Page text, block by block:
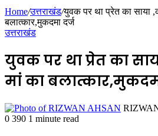
Home/उत्तराखंड/युवक पर था प्रेत का साया
बलात्कार,मुकदमा दर्ज
उत्तराखंड
युवक पर था प्रेत का
मां का
0 390 1 minute read